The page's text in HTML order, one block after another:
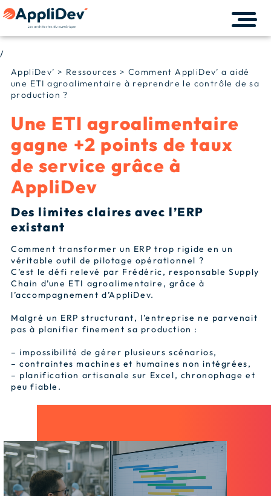
/
AppliDev’ > Ressources > Comment AppliDev’ a aidé
une ETI agroalimentaire à reprendre le contrôle de sa
production ?
Une ETI agroalimentaire
gagne +2 points de taux
de service grâce à
AppliDev
Des limites claires avec l’ERP
existant
Comment transformer un ERP trop rigide en un
véritable outil de pilotage opérationnel ?
C’est le défi relevé par Frédéric, responsable Supply
Chain d’une ETI agroalimentaire, grâce à
l’accompagnement d’AppliDev.
Malgré un ERP structurant, l’entreprise ne parvenait
pas à planifier finement sa production :
– impossibilité de gérer plusieurs scénarios,
– contraintes machines et humaines non intégrées,
– planification artisanale sur Excel, chronophage et
peu fiable.